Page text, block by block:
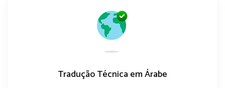
Tradução Técnica em Árabe